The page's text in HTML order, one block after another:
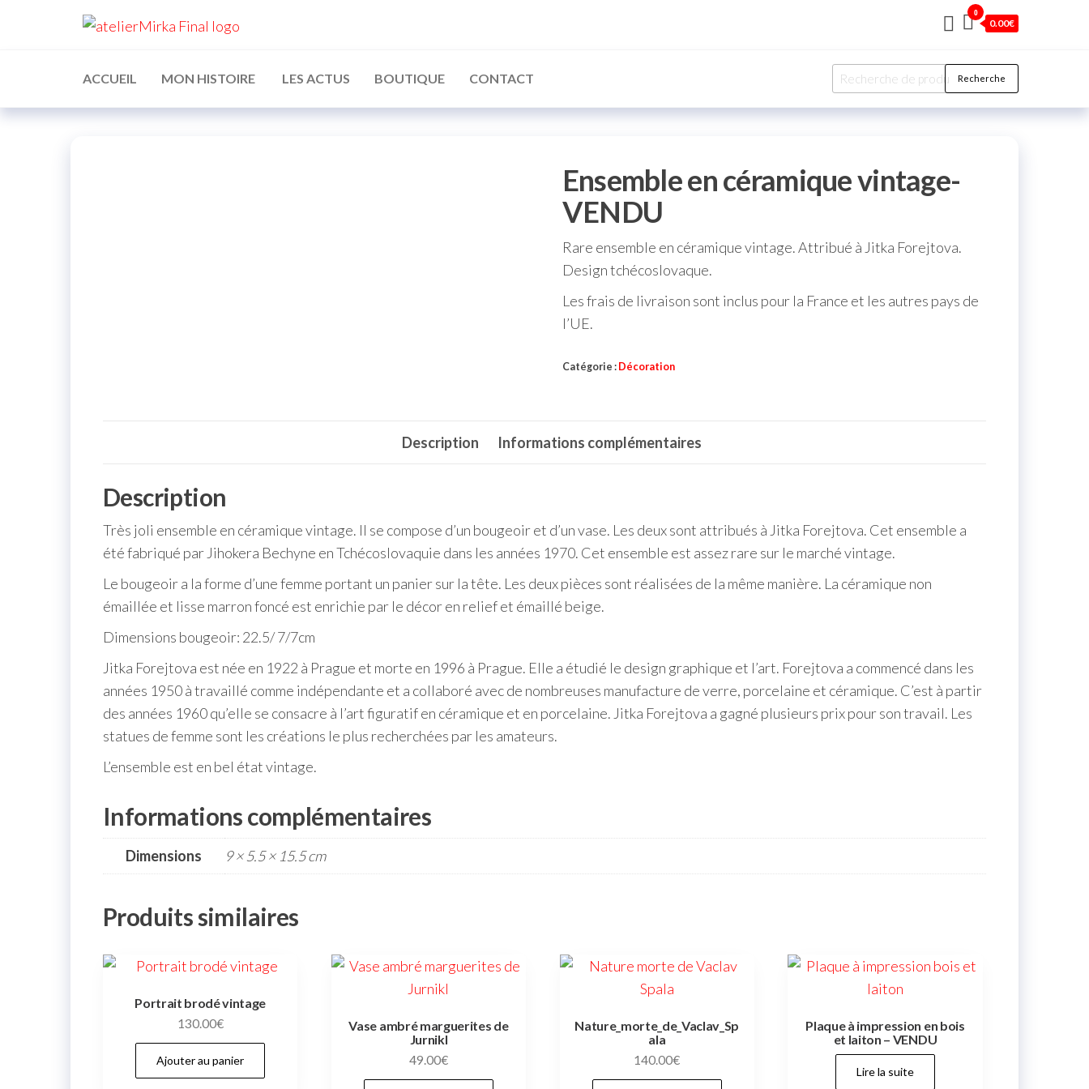
0
0.00€
ACCUEIL MON HISTOIRE LES ACTUS BOUTIQUE CONTACT Recherche
Ensemble en céramique vintage-
VENDU
Rare ensemble en céramique vintage. Attribué à Jitka Forejtova.
Design tchécoslovaque.
Les frais de livraison sont inclus pour la France et les autres pays de
l’UE.
Catégorie : Décoration
Description Informations complémentaires
Description
Très joli ensemble en céramique vintage. Il se compose d’un bougeoir et d’un vase. Les deux sont attribués à Jitka Forejtova. Cet ensemble a
été fabriqué par Jihokera Bechyne en Tchécoslovaquie dans les années 1970. Cet ensemble est assez rare sur le marché vintage.
Le bougeoir a la forme d’une femme portant un panier sur la tête. Les deux pièces sont réalisées de la même manière. La céramique non
émaillée et lisse marron foncé est enrichie par le décor en relief et émaillé beige.
Dimensions bougeoir: 22.5/ 7/7cm
Jitka Forejtova est née en 1922 à Prague et morte en 1996 à Prague. Elle a étudié le design graphique et l’art. Forejtova a commencé dans les
années 1950 à travaillé comme indépendante et a collaboré avec de nombreuses manufacture de verre, porcelaine et céramique. C’est à partir
des années 1960 qu’elle se consacre à l’art figuratif en céramique et en porcelaine. Jitka Forejtova a gagné plusieurs prix pour son travail. Les
statues de femme sont les créations le plus recherchées par les amateurs.
L’ensemble est en bel état vintage.
Informations complémentaires
Dimensions 9 × 5.5 × 15.5 cm
Produits similaires
Portrait brodé vintage
130.00€
Ajouter au panier
Vase ambré marguerites de
Jurnikl
49.00€
Nature_morte_de_Vaclav_Sp
ala
140.00€
Plaque à impression en bois
et laiton – VENDU
Lire la suite